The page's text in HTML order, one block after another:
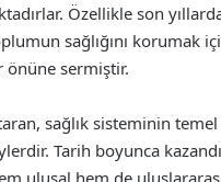
Özellikle son
sağlığını korumak
önüne sermiştir.
sağlık sisteminin temel
Tarih boyunca
ulusal hem de